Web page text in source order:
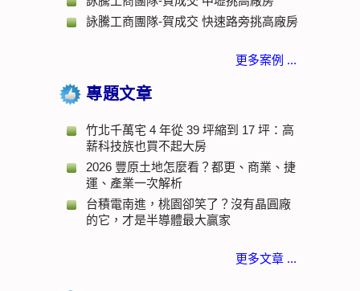
詠騰工商團隊-賀成交 快速路旁挑高廠房
更多案例 ...
專題文章
竹北千萬宅 4 年從 39 坪縮到 17 坪：高
薪科技族也買不起大房
2026 豐原土地怎麼看？都更、商業、捷
運、產業一次解析
台積電南進，桃園卻笑了？沒有晶圓廠
的它，才是半導體最大贏家
更多文章 ...